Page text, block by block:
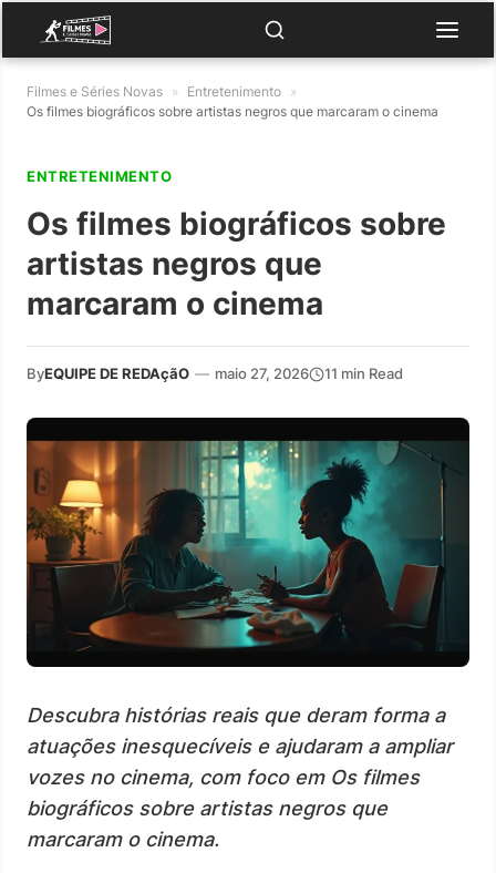
Filmes e Séries Novas » Entretenimento »
Os filmes biográficos sobre artistas negros que marcaram o cinema
ENTRETENIMENTO
Os filmes biográficos sobre
artistas negros que
marcaram o cinema
ByEQUIPE DE REDAçãO — maio 27, 2026 11 min Read
Descubra histórias reais que deram forma a
atuações inesquecíveis e ajudaram a ampliar
vozes no cinema, com foco em Os filmes
biográficos sobre artistas negros que
marcaram o cinema.